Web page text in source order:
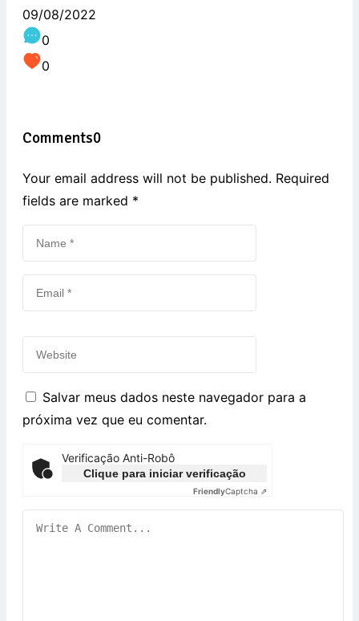
09/08/2022
0
0
Comments0
Your email address will not be published. Required
fields are marked *
Salvar meus dados neste navegador para a
próxima vez que eu comentar.
Verificação Anti-Robô
Clique para iniciar verificação
FriendlyCaptcha ⇗